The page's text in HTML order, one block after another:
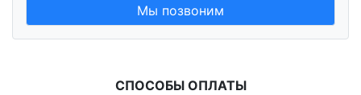
Мы позвоним
СПОСОБЫ ОПЛАТЫ